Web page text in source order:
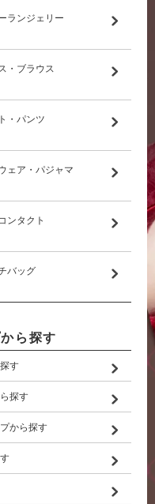
ランジェリー
・ブラウス
・パンツ
ェア・パジャマ
ンタクト
バッグ
ら探す
す
探す
から探す